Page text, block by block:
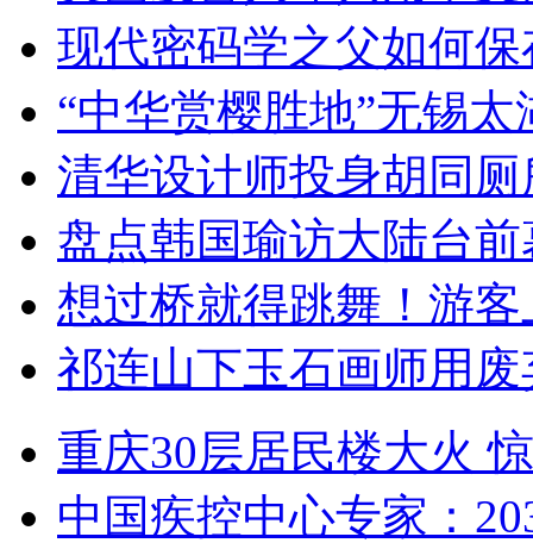
现代密码学之父如何
“中华赏樱胜地”无锡
清华设计师投身胡同
盘点韩国瑜访大陆台
想过桥就得跳舞！游客
祁连山下玉石画师用
重庆30层居民楼大火
中国疾控中心专家：